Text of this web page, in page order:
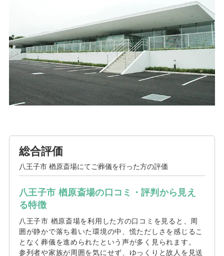
総合評価
八王子市 楢原斎場にてご葬儀を行った方の評価
八王子市 楢原斎場の口コミ・評判から見え
る特徴
八王子市 楢原斎場を利用した方の口コミを見ると、周
囲が静かで落ち着いた環境の中、慌ただしさを感じるこ
となく葬儀を進められたという声が多く見られます。
参列者や家族が周囲を気にせず、ゆっくりと故人を見送